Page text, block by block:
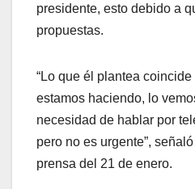
presidente, esto debido a
propuestas.
“Lo que él plantea
estamos haciendo, lo
necesidad de hablar por
pero no es urgente”,
prensa del 21 de enero.